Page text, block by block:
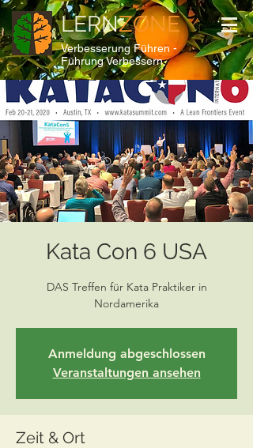
LERNZONE
Verbesserung Führen -
Führung Verbessern
Kata Con 6 USA
DAS Treffen für Kata Praktiker in
Nordamerika
Anmeldung abgeschlossen
Veranstaltungen ansehen
Zeit & Ort